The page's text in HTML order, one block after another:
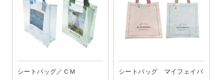
シートバッグ／ＣＭ
シートバッグ マイフェイバ